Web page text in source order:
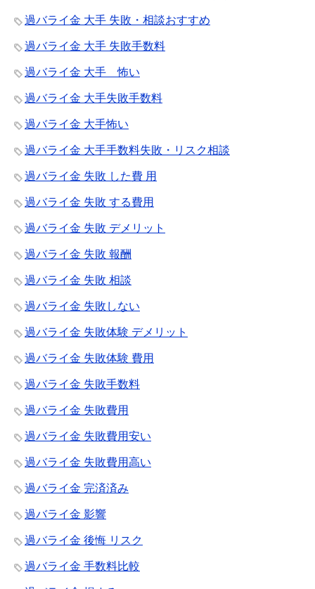
過バライ金 大手 失敗・相談おすすめ
過バライ金 大手 失敗手数料
過バライ金 大手 怖い
過バライ金 大手失敗手数料
過バライ金 大手怖い
過バライ金 大手手数料失敗・リスク相談
過バライ金 失敗 した費 用
過バライ金 失敗 する費用
過バライ金 失敗 デメリット
過バライ金 失敗 報酬
過バライ金 失敗 相談
過バライ金 失敗しない
過バライ金 失敗体験 デメリット
過バライ金 失敗体験 費用
過バライ金 失敗手数料
過バライ金 失敗費用
過バライ金 失敗費用安い
過バライ金 失敗費用高い
過バライ金 完済済み
過バライ金 影響
過バライ金 後悔 リスク
過バライ金 手数料比較